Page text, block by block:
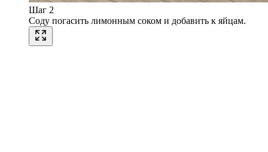
Шаг 2
Соду погасить лимонным соком и добавить к яйцам.